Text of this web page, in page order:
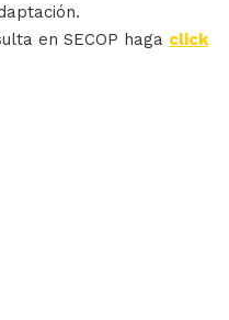
en SECOP haga click